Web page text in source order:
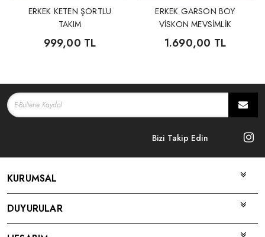
ERKEK KETEN ŞORTLU
TAKIM
999,00 TL
ERKEK GARSON BOY
VİSKON MEVSİMLİK
KUMAŞ 3'LÜ TAKIM
1.690,00 TL
Bizi Takip Edin
KURUMSAL
DUYURULAR